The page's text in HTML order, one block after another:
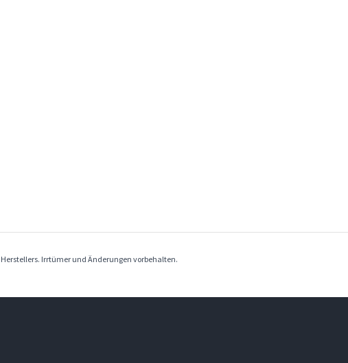
Irrtümer und Änderungen vorbehalten.